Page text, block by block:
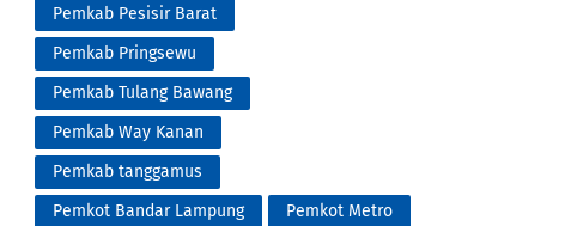
Pemkab Pesisir Barat
Pemkab Pringsewu
Pemkab Tulang Bawang
Pemkab Way Kanan
Pemkab tanggamus
Pemkot Bandar Lampung
Pemkot Metro